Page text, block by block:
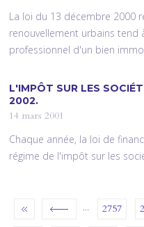
La loi du 13 décembre 2000
renouvellement urbains tend
professionnel d'un bien
L'IMPÔT SUR LES
2002.
14 mars 2001
Chaque année, la loi de
régime de l'impôt sur les
… 2757